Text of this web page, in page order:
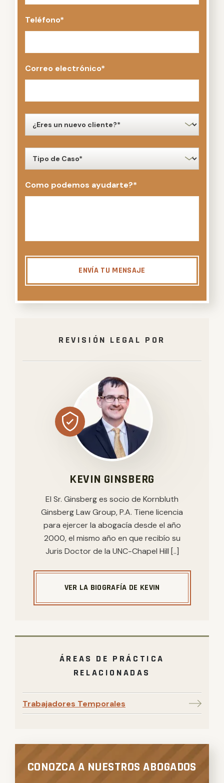
Teléfono*
Correo electrónico*
new
client*
case
type*
Como podemos ayudarte?*
ENVÍA TU MENSAJE
REVISIÓN LEGAL POR
KEVIN GINSBERG
El Sr. Ginsberg es socio de Kornbluth
Ginsberg Law Group, P.A. Tiene licencia
para ejercer la abogacía desde el año
2000, el mismo año en que recibío su
Juris Doctor de la UNC-Chapel Hill [..]
VER LA BIOGRAFÍA DE KEVIN
ÁREAS DE PRÁCTICA
RELACIONADAS
Trabajadores Temporales
CONOZCA A NUESTROS ABOGADOS